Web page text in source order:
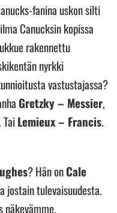
fanina uskon silti
Canucksin kopissa
rakennettu
nyrkki
vastustajassa?
Gretzky – Messier,
. TaiLemieux – Francis.
? Hän onCale
jostain tulevaisuudesta.
näkevämme.